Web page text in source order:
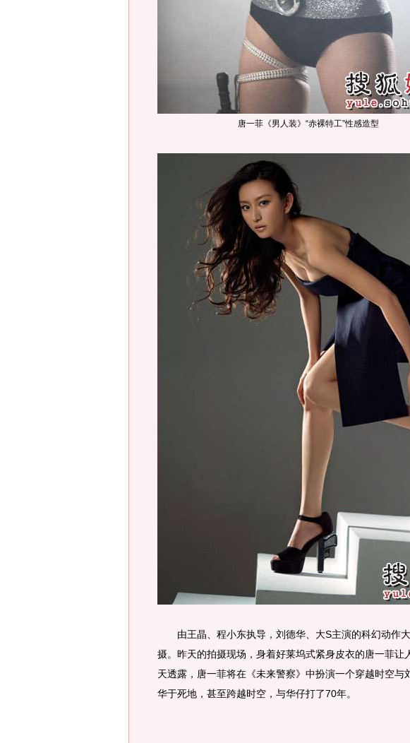
唐一菲《男人装》“赤裸特工”性感造型
由王晶、程小东执导，刘德华、大S主演的科幻动作
摄。昨天的拍摄现场，身着好莱坞式紧身皮衣的唐一菲让
天透露，唐一菲将在《未来警察》中扮演一个穿越时空与
华于死地，甚至跨越时空，与华仔打了70年。